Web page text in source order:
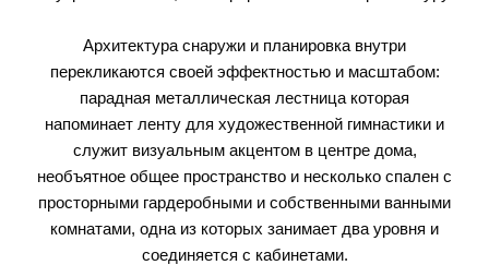
Архитектура снаружи и планировка внутри
перекликаются своей эффектностью и масштабом:
парадная металлическая лестница которая
напоминает ленту для художественной гимнастики и
служит визуальным акцентом в центре дома,
необъятное общее пространство и несколько спален с
просторными гардеробными и собственными ванными
комнатами, одна из которых занимает два уровня и
соединяется с кабинетами.